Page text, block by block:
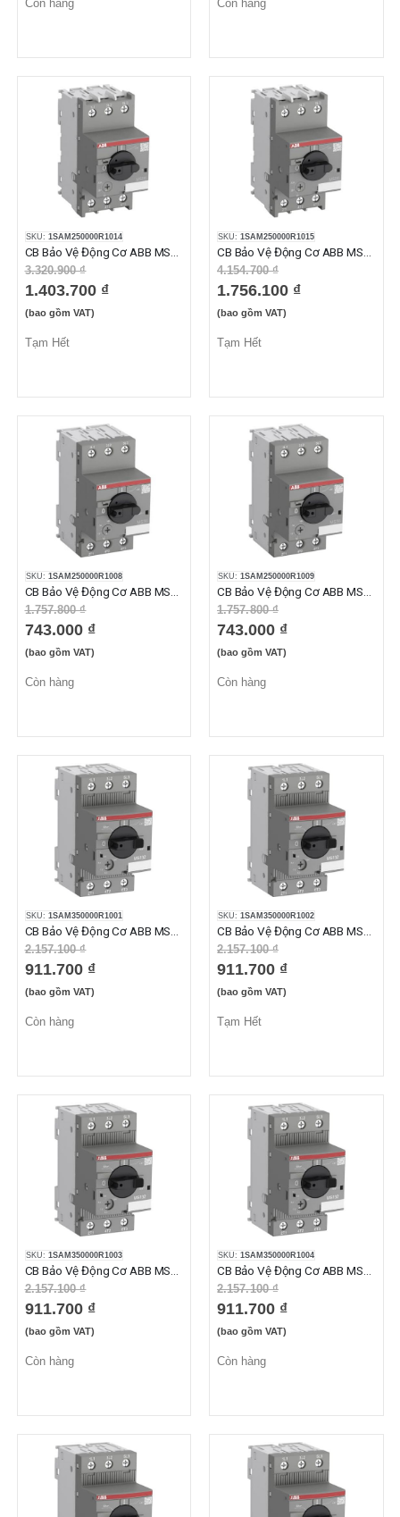
Còn hàng Còn hàng
SKU: 1SAM250000R1014
3.320.900 ₫
1.403.700 ₫
(bao gồm VAT)
Tạm Hết
SKU: 1SAM250000R1015
4.154.700 ₫
1.756.100 ₫
(bao gồm VAT)
Tạm Hết
SKU: 1SAM250000R1008
1.757.800 ₫
743.000 ₫
(bao gồm VAT)
Còn hàng
SKU: 1SAM250000R1009
1.757.800 ₫
743.000 ₫
(bao gồm VAT)
Còn hàng
SKU: 1SAM350000R1001
2.157.100 ₫
911.700 ₫
(bao gồm VAT)
Còn hàng
SKU: 1SAM350000R1002
2.157.100 ₫
911.700 ₫
(bao gồm VAT)
Tạm Hết
SKU: 1SAM350000R1003
2.157.100 ₫
911.700 ₫
(bao gồm VAT)
Còn hàng
SKU: 1SAM350000R1004
2.157.100 ₫
911.700 ₫
(bao gồm VAT)
Còn hàng